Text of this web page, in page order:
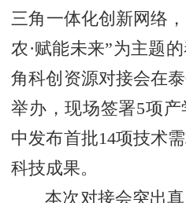
三角一体化创新网络
农·赋能未来”为主题
角科创资源对接会在
举办，现场签署5项
中发布首批14项技术
科技成果。
本次对接会突出